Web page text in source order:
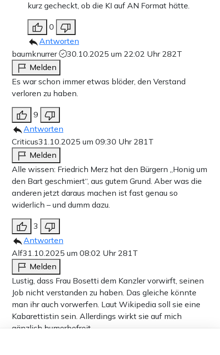
kurz gecheckt, ob die KI auf AN Format hätte.
0
Antworten
baumknurrer
30.10.2025 um 22:02 Uhr 282T
Melden
Es war schon immer etwas blöder, den Verstand
verloren zu haben.
9
Antworten
Criticus31.10.2025 um 09:30 Uhr 281T
Melden
Alle wissen: Friedrich Merz hat den Bürgern „Honig um
den Bart geschmiert“, aus gutem Grund. Aber was die
anderen jetzt daraus machen ist fast genau so
widerlich – und dumm dazu.
3
Antworten
Alf31.10.2025 um 08:02 Uhr 281T
Melden
Lustig, dass Frau Bosetti dem Kanzler vorwirft, seinen
Job nicht verstanden zu haben. Das gleiche könnte
man ihr auch vorwerfen. Laut Wikipedia soll sie eine
Kabarettistin sein. Allerdings wirkt sie auf mich
gänzlich humorbefreit.